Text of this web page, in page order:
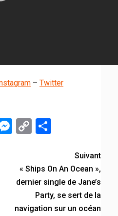
– Twitter
Messenger
Copy
Suivant
« Ships On An Ocean »,
dernier single de Jane’s
Party, se sert de la
navigation sur un océan